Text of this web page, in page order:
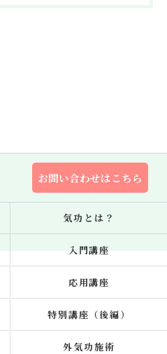
お問い合わせはこちら
気功とは？
入門講座
応用講座
特別講座（後編）
外気功施術